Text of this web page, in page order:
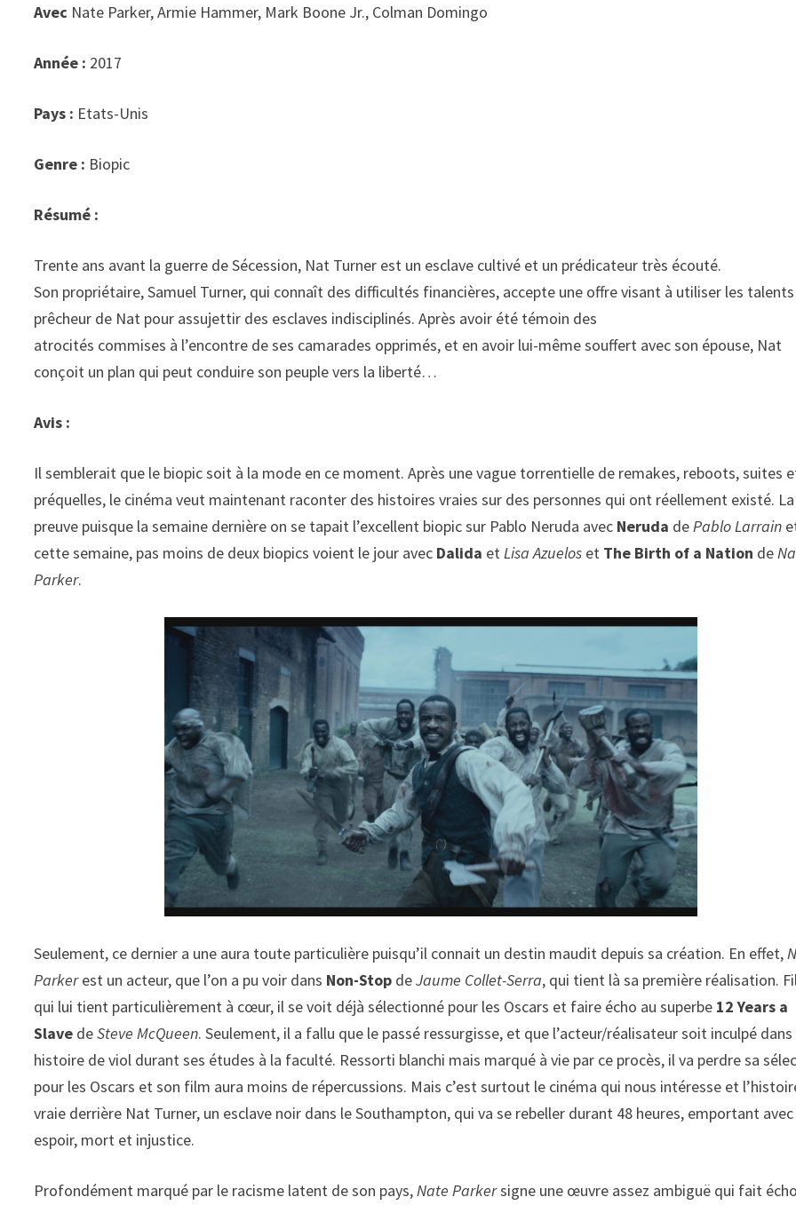
Avec Nate Parker, Armie Hammer, Mark Boone Jr., Colman Domingo
Année : 2017
Pays : Etats-Unis
Genre : Biopic
Résumé :
Trente ans avant la guerre de Sécession, Nat Turner est un esclave cultivé et un prédicateur très écouté.
Son propriétaire, Samuel Turner, qui connaît des difficultés financières, accepte une offre visant à utiliser les
prêcheur de Nat pour assujettir des esclaves indisciplinés. Après avoir été témoin des
atrocités commises à l’encontre de ses camarades opprimés, et en avoir lui-même souffert avec son épouse, Nat
conçoit un plan qui peut conduire son peuple vers la liberté…
Avis :
Il semblerait que le biopic soit à la mode en ce moment. Après une vague torrentielle de remakes, reboots, suites
préquelles, le cinéma veut maintenant raconter des histoires vraies sur des personnes qui ont réellement existé. La
preuve puisque la semaine dernière on se tapait l’excellent biopic sur Pablo Neruda avec Neruda dePablo Larrain
cette semaine, pas moins de deux biopics voient le jour avec Dalida etLisa Azuelos et The Birth of a Nation de
Parker.
Seulement, ce dernier a une aura toute particulière puisqu’il connait un destin maudit depuis sa création. En effet,
Parkerest un acteur, que l’on a pu voir dans Non-Stop deJaume Collet-Serra, qui tient là sa première réalisation.
qui lui tient particulièrement à cœur, il se voit déjà sélectionné pour les Oscars et faire écho au superbe 12 Years a
Slave deSteve McQueen. Seulement, il a fallu que le passé ressurgisse, et que l’acteur/réalisateur soit inculpé dans
histoire de viol durant ses études à la faculté. Ressorti blanchi mais marqué à vie par ce procès, il va perdre sa
pour les Oscars et son film aura moins de répercussions. Mais c’est surtout le cinéma qui nous intéresse et
vraie derrière Nat Turner, un esclave noir dans le Southampton, qui va se rebeller durant 48 heures, emportant
espoir, mort et injustice.
Profondément marqué par le racisme latent de son pays,Nate Parkersigne une œuvre assez ambiguë qui fait